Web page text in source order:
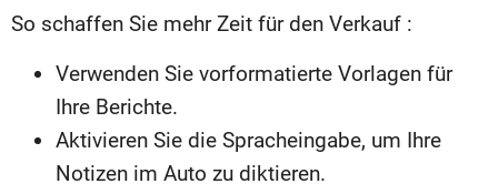
So schaffen Sie mehr Zeit für den Verkauf :
Verwenden Sie vorformatierte Vorlagen für
Ihre Berichte.
Aktivieren Sie die Spracheingabe, um Ihre
Notizen im Auto zu diktieren.